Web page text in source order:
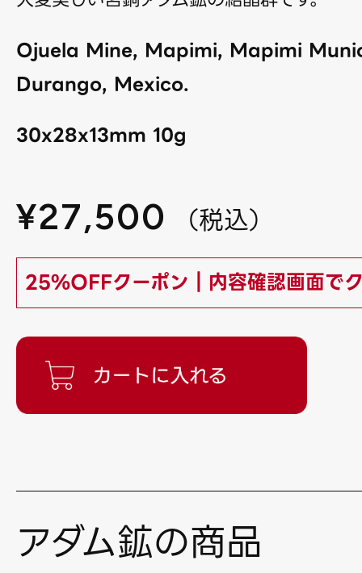
Ojuela Mine, Mapimi, Mapimi
Durango, Mexico.
30x28x13mm 10g
¥27,500 （税込）
25%OFFクーポン｜内容確認画面で
アダム鉱の商品